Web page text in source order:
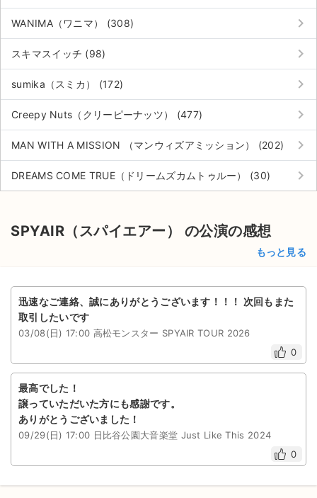
サイト情報
チケットジャム運営会社
チケットジャム利用規約
プライバシーポリシー
特定商取引法に基づく表記
不正転売禁止法について
チケットジャムの取り組み
WANIMA（ワニマ） (308) keyboard_arrow_right
スキマスイッチ (98) keyboard_arrow_right
sumika（スミカ） (172) keyboard_arrow_right
Creepy Nuts（クリーピーナッツ） (477) keyboard_arrow_right
MAN WITH A MISSION （マンウィズアミッション） (202) keyboard_arrow_right
DREAMS COME TRUE（ドリームズカムトゥルー） (30) keyboard_arrow_right
SPYAIR（スパイエアー） の公演の感想
もっと見る
迅速なご連絡、誠にありがとうございます！！！ 次回もまた
取引したいです
03/08(日) 17:00 高松モンスター SPYAIR TOUR 2026
0
最高でした！
譲っていただいた方にも感謝です。
ありがとうございました！
09/29(日) 17:00 日比谷公園大音楽堂 Just Like This 2024
0